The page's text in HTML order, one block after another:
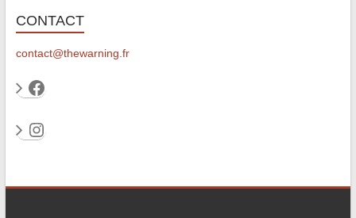
CONTACT
contact@thewarning.fr
Facebook
Instagram